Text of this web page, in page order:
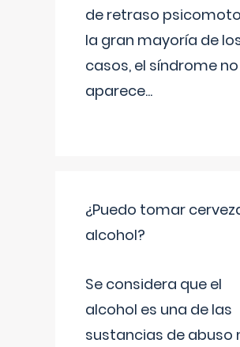
de retraso
la gran mayoría de
casos, el síndrome no
aparece...
¿Puedo tomar
alcohol?
Se considera que el
alcohol es una de las
sustancias de abuso